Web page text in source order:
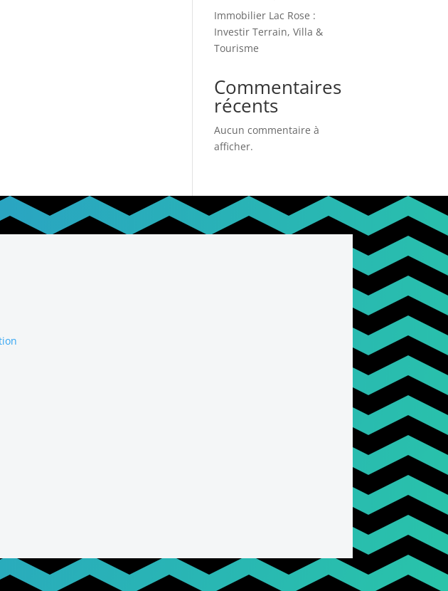
Immobilier Lac Rose :
Investir Terrain, Villa &
Tourisme
Commentaires
récents
Aucun commentaire à
afficher.